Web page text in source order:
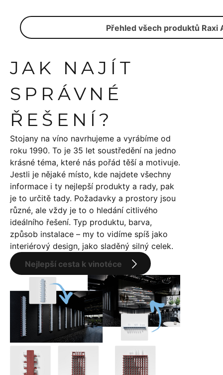
Přehled všech produktů Raxi
JAK NAJÍT
SPRÁVNÉ
ŘEŠENÍ?
Stojany na víno navrhujeme a vyrábíme od
roku 1990. To je 35 let soustředění na jedno
krásné téma, které nás pořád těší a motivuje.
Jestli je nějaké místo, kde najdete všechny
informace i ty nejlepší produkty a rady, pak
je to určitě tady. Požadavky a prostory jsou
různé, ale vždy je to o hledání citlivého
ideálního řešení. Typ produktu, barva,
způsob instalace – my to vidíme spíš jako
interiérový design, jako sladěný silný celek.
Nejlepší cesta k vinotéce